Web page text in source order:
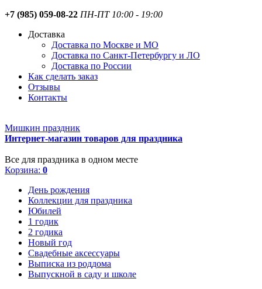
+7 (985) 059-08-22 ПН-ПТ 10:00 - 19:00
Доставка
Доставка по Москве и МО
Доставка по Санкт-Петербургу и ЛО
Доставка по России
Как сделать заказ
Отзывы
Контакты
Мишкин праздник
Интернет-магазин товаров для праздника
Все для праздника в одном месте
Корзина: 0
День рождения
Коллекции для праздника
Юбилей
1 годик
2 годика
Новый год
Свадебные аксессуары
Выписка из роддома
Выпускной в саду и школе